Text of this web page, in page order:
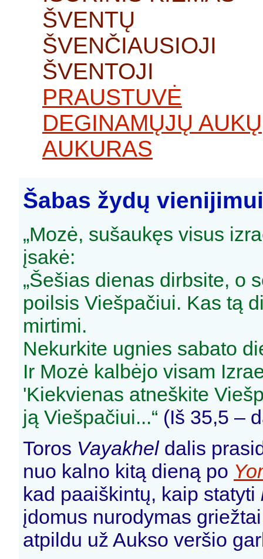
ŠVENTŲ
ŠVENČIAUSIOJI
ŠVENTOJI
PRAUSTUVĖ
DEGINAMŲJŲ AUKŲ
AUKURAS
Šabas žydų vienijimui
„Mozė, sušaukęs visus
įsakė:
„Šešias dienas dirbsite, o
poilsis Viešpačiui. Kas tą
mirtimi.
Nekurkite ugnies sabato
Ir Mozė kalbėjo visam
'Kiekvienas atneškite
ją Viešpačiui...“ (Iš 35,5 –
Toros Vayakheldalis
nuo kalno kitą dieną po
kad paaiškintų, kaip statyti
įdomus nurodymas
atpildu už Aukso veršio